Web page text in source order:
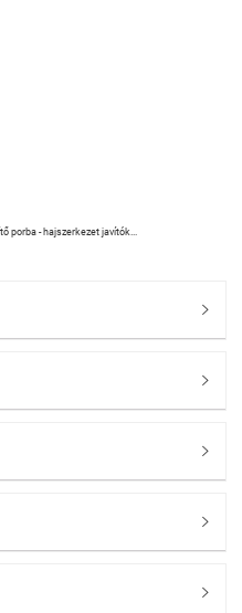
porba - hajszerkezet javítók...




